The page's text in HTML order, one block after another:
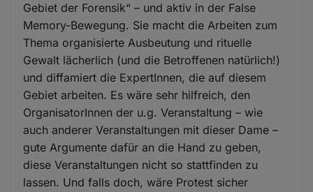
Gebiet der Forensik“ – und aktiv in der False
Memory-Bewegung. Sie macht die Arbeiten zum
Thema organisierte Ausbeutung und rituelle
Gewalt lächerlich (und die Betroffenen natürlich!)
und diffamiert die ExpertInnen, die auf diesem
Gebiet arbeiten. Es wäre sehr hilfreich, den
OrganisatorInnen der u.g. Veranstaltung – wie
auch anderer Veranstaltungen mit dieser Dame –
gute Argumente dafür an die Hand zu geben,
diese Veranstaltungen nicht so stattfinden zu
lassen. Und falls doch, wäre Protest sicher